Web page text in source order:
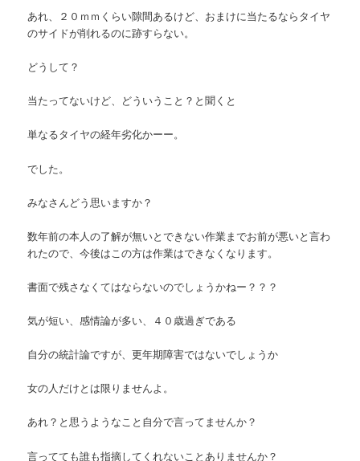
あれ、２０ｍｍくらい隙間あるけど、おまけに当たるならタイヤ
のサイドが削れるのに跡すらない。
どうして？
当たってないけど、どういうこと？と聞くと
単なるタイヤの経年劣化かーー。
でした。
みなさんどう思いますか？
数年前の本人の了解が無いとできない作業までお前が悪いと言わ
れたので、今後はこの方は作業はできなくなります。
書面で残さなくてはならないのでしょうかねー？？？
気が短い、感情論が多い、４０歳過ぎである
自分の統計論ですが、更年期障害ではないでしょうか
女の人だけとは限りませんよ。
あれ？と思うようなこと自分で言ってませんか？
言ってても誰も指摘してくれないことありませんか？